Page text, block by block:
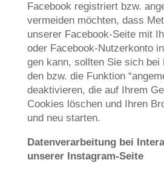
Face­book regi­striert bzw.
ver­mei­den möch­ten, dass
unse­rer Face­book-Sei­te mit
oder Face­book-Nut­zer­kon­to
gen kann, soll­ten Sie sich
den bzw. die Funk­ti­on
deak­ti­vie­ren, die auf Ihrem
Coo­kies löschen und Ihren
und neu starten.
Daten­ver­ar­bei­tung bei
unse­rer Instagram-Seite